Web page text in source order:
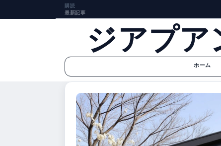
購読
最新記事
ジアプ
ホーム